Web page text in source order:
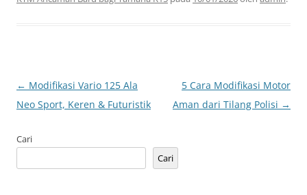
Navigasi
Tulisan
← Modifikasi Vario 125 Ala
Neo Sport, Keren & Futuristik
5 Cara Modifikasi Motor
Aman dari Tilang Polisi →
Cari
Cari